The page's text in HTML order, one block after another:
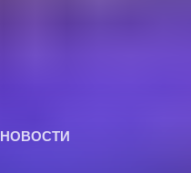
НОВОСТИ